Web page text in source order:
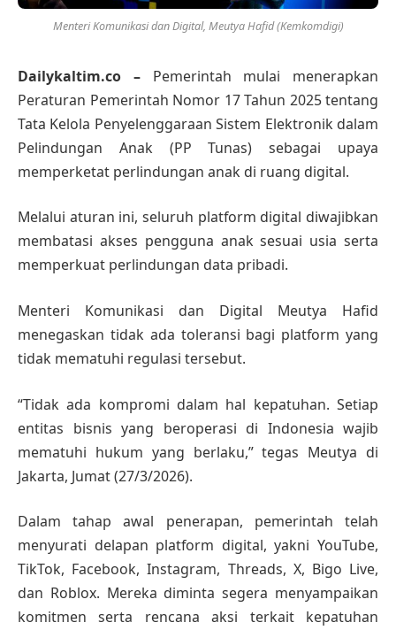
Menteri Komunikasi dan Digital, Meutya Hafid (Kemkomdigi)
Dailykaltim.co – Pemerintah mulai menerapkan
Peraturan Pemerintah Nomor 17 Tahun 2025 tentang
Tata Kelola Penyelenggaraan Sistem Elektronik dalam
Pelindungan Anak (PP Tunas) sebagai upaya
memperketat perlindungan anak di ruang digital.
Melalui aturan ini, seluruh platform digital diwajibkan
membatasi akses pengguna anak sesuai usia serta
memperkuat perlindungan data pribadi.
Menteri Komunikasi dan Digital Meutya Hafid
menegaskan tidak ada toleransi bagi platform yang
tidak mematuhi regulasi tersebut.
“Tidak ada kompromi dalam hal kepatuhan. Setiap
entitas bisnis yang beroperasi di Indonesia wajib
mematuhi hukum yang berlaku,” tegas Meutya di
Jakarta, Jumat (27/3/2026).
Dalam tahap awal penerapan, pemerintah telah
menyurati delapan platform digital, yakni YouTube,
TikTok, Facebook, Instagram, Threads, X, Bigo Live,
dan Roblox. Mereka diminta segera menyampaikan
komitmen serta rencana aksi terkait kepatuhan